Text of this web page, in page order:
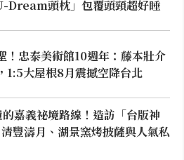
Dream頭枕」包覆頭頸超好睡
！忠泰美術館10週年：藤本壯介
1:5大屋根8月震撼空降台北
嘉義祕境路線！造訪「台版神
豐濤月、湖景窯烤披薩與人氣私